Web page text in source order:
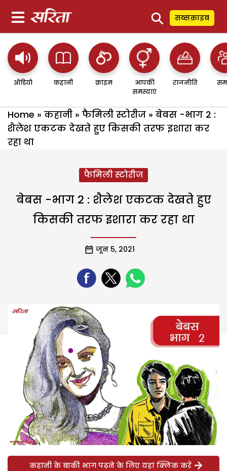
⚲ सब्सक्राइब
ऑडियो कहानी क्राइम
आपकी
समस्याएं
राजनीति
Home » कहानी » फैमिली स्टोरीज » बेबस -भाग 2 :
शैलेश एकटक देखते हुए किसकी तरफ इशारा कर
रहा था
फैमिली स्टोरीज
बेबस -भाग 2 : शैलेश एकटक देखते हुए
किसकी तरफ इशारा कर रहा था
जून 5, 2021
कहानी के बाकी भाग पढ़ने के लिए यहां क्लिक करें